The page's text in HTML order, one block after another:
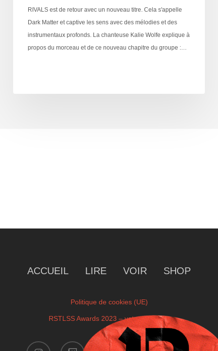
RIVALS est de retour avec un nouveau titre. Cela s'appelle
Dark Matter et captive les sens avec des mélodies et des
instrumentaux profonds. La chanteuse Kalie Wolfe explique à
propos du morceau et de ce nouveau chapitre du groupe :…
ACCUEIL LIRE VOIR SHOP
Politique de cookies (UE)
RSTLSS Awards 2023 – votre sélection
instagram twitch facebook youtube x-